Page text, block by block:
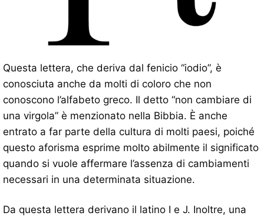
Questa lettera, che deriva dal fenicio “iodio”, è
conosciuta anche da molti di coloro che non
conoscono l’alfabeto greco. Il detto “non cambiare di
una virgola” è menzionato nella Bibbia. È anche
entrato a far parte della cultura di molti paesi, poiché
questo aforisma esprime molto abilmente il significato
quando si vuole affermare l’assenza di cambiamenti
necessari in una determinata situazione.
Da questa lettera derivano il latino I e J. Inoltre, una